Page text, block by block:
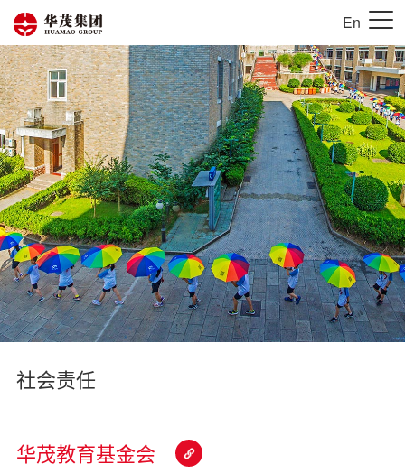
En
社会责任
华茂教育基金会